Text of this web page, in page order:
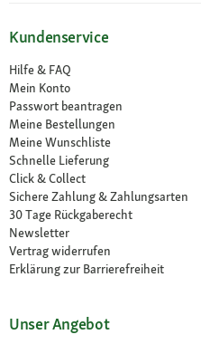
Kundenservice
Hilfe & FAQ
Mein Konto
Passwort beantragen
Meine Bestellungen
Meine Wunschliste
Schnelle Lieferung
Click & Collect
Sichere Zahlung & Zahlungsarten
30 Tage Rückgaberecht
Newsletter
Vertrag widerrufen
Erklärung zur Barrierefreiheit
Unser Angebot